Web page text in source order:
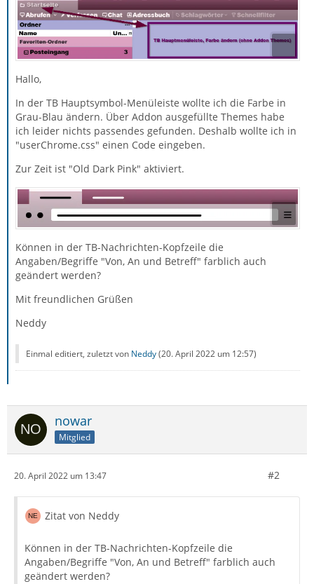
Hallo,
In der TB Hauptsymbol-Menüleiste wollte ich die Farbe in
Grau-Blau ändern. Über Addon ausgefüllte Themes habe
ich leider nichts passendes gefunden. Deshalb wollte ich in
"userChrome.css" einen Code eingeben.
Zur Zeit ist "Old Dark Pink" aktiviert.
Können in der TB-Nachrichten-Kopfzeile die
Angaben/Begriffe "Von, An und Betreff" farblich auch
geändert werden?
Mit freundlichen Grüßen
Neddy
Einmal editiert, zuletzt von Neddy(20. April 2022 um 12:57)
nowar
Mitglied
20. April 2022 um 13:47 #2
Zitat von Neddy
Können in der TB-Nachrichten-Kopfzeile die
Angaben/Begriffe "Von, An und Betreff" farblich auch
geändert werden?